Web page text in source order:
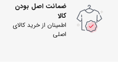
ضمانت اصل بودن
کالا
اطمینان از خرید کالای
اصلی